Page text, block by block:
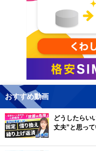
おすすめ動画
どうしたらい
丈夫”と思って